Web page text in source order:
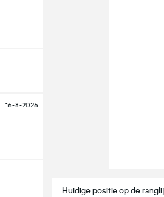
16-8-2026
Huidige positie op de